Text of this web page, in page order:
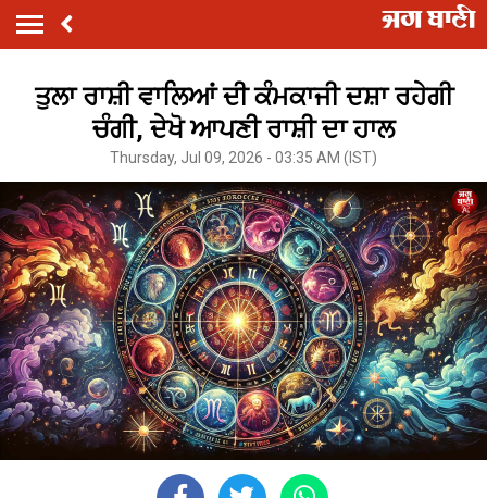
ਤੁਲਾ ਰਾਸ਼ੀ ਵਾਲਿਆਂ ਦੀ ਕੰਮਕਾਜੀ ਦਸ਼ਾ ਰਹੇਗੀ
ਚੰਗੀ, ਦੇਖੋ ਆਪਣੀ ਰਾਸ਼ੀ ਦਾ ਹਾਲ
Thursday, Jul 09, 2026 - 03:35 AM (IST)